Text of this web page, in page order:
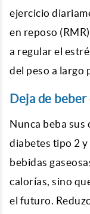
ejercicio
en reposo
a regular el
del peso a largo
Deja de
Nunca beba sus
diabetes tipo 2 y
bebidas
calorías, sino
el futuro.